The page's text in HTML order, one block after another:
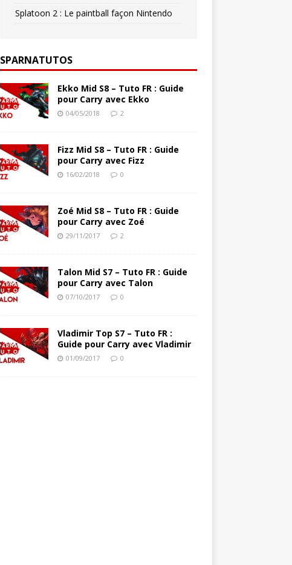
Splatoon 2 : Le paintball façon Nintendo
SPARNATUTOS
Ekko Mid S8 – Tuto FR : Guide
pour Carry avec Ekko
04/05/2018 2
Fizz Mid S8 – Tuto FR : Guide
pour Carry avec Fizz
16/02/2018 0
Zoé Mid S8 – Tuto FR : Guide
pour Carry avec Zoé
29/11/2017 2
Talon Mid S7 – Tuto FR : Guide
pour Carry avec Talon
07/10/2017 0
Vladimir Top S7 – Tuto FR :
Guide pour Carry avec Vladimir
01/09/2017 0